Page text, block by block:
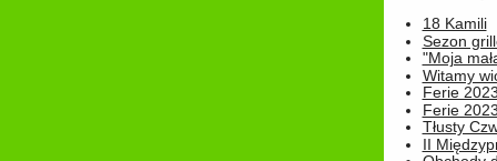
18 Kamili
Sezon
"Moja
Witamy
Ferie
Ferie
Tłusty
II